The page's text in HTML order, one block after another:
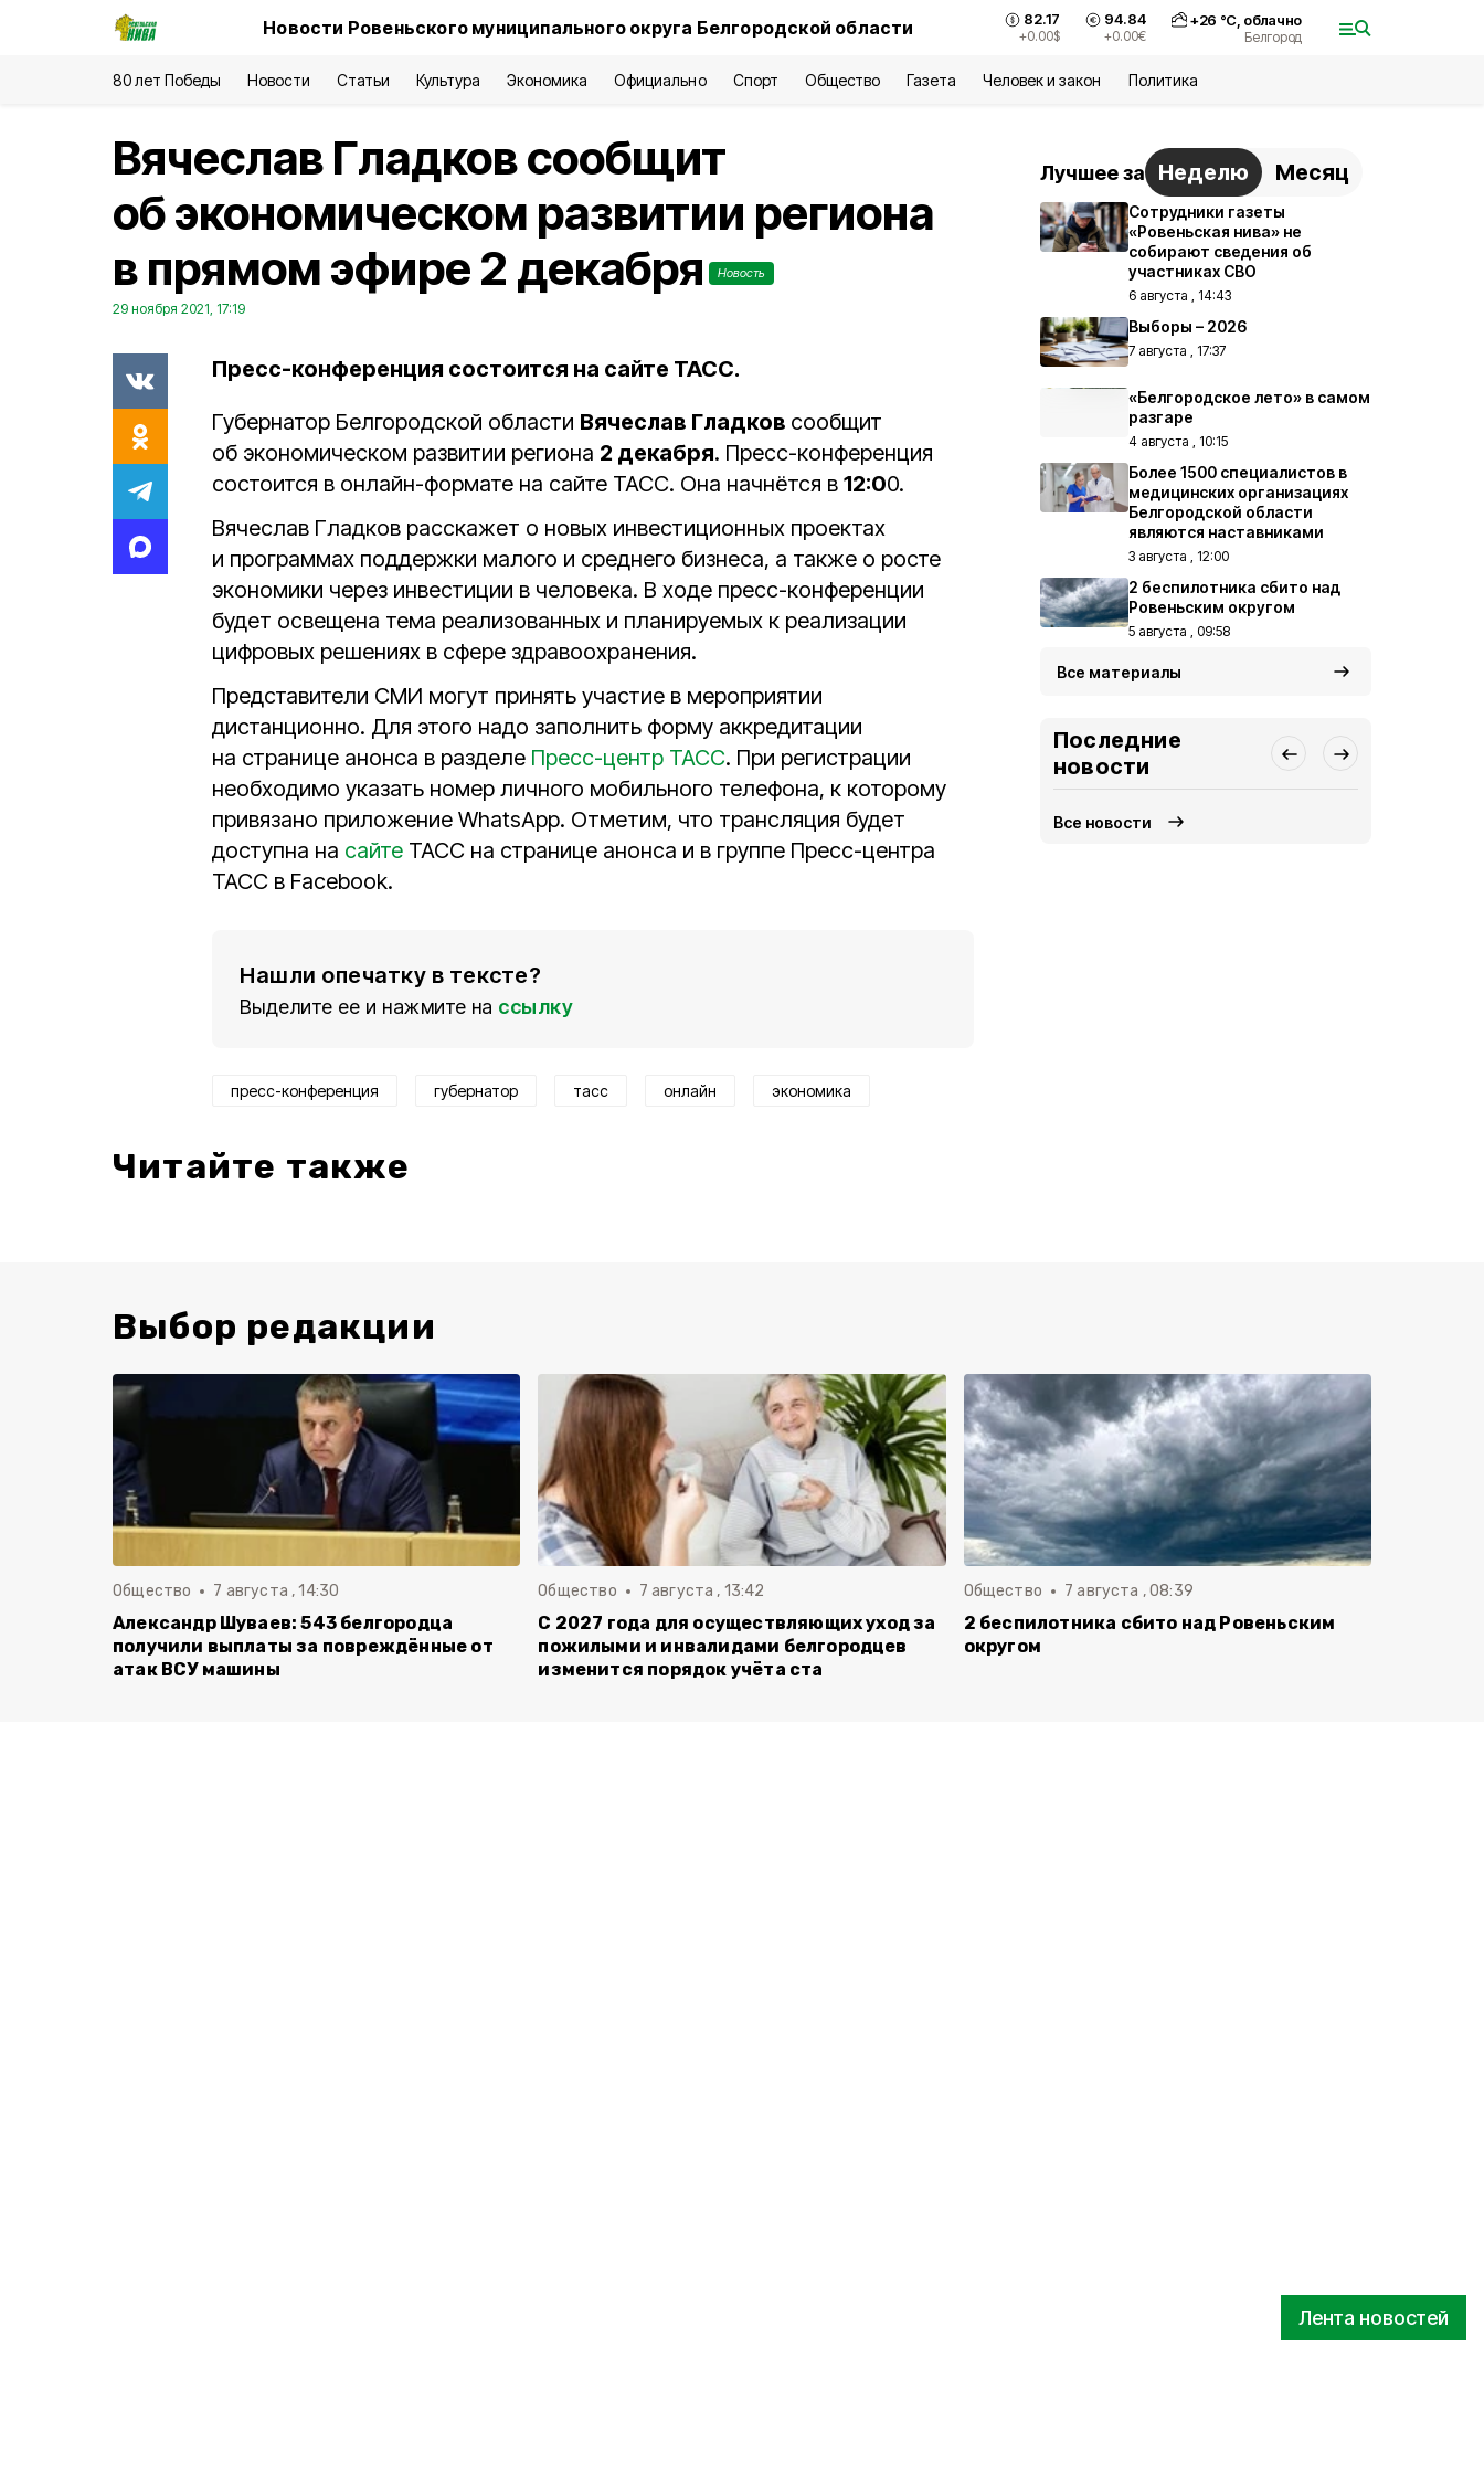
Новости Ровеньского муниципального округа Белгородской области 82.17
+0.00$
94.84
+0.00€
+26 °С, облачно
Белгород
80 лет Победы Новости Статьи Культура Экономика Официально Спорт Общество Газета Человек и закон Политика
Лента новостей
Вячеслав Гладков сообщит
об экономическом развитии региона
в прямом эфире 2 декабря
Новость
29 ноября 2021, 17:19
Пресс-конференция состоится на сайте ТАСС.
Губернатор Белгородской области Вячеслав Гладков сообщит
об экономическом развитии региона 2 декабря. Пресс-конференция
состоится в онлайн-формате на сайте ТАСС. Она начнётся в 12:00.
Вячеслав Гладков расскажет о новых инвестиционных проектах
и программах поддержки малого и среднего бизнеса, а также о росте
экономики через инвестиции в человека. В ходе пресс-конференции
будет освещена тема реализованных и планируемых к реализации
цифровых решениях в сфере здравоохранения.
Представители СМИ могут принять участие в мероприятии
дистанционно. Для этого надо заполнить форму аккредитации
на странице анонса в разделе Пресс-центр ТАСС. При регистрации
необходимо указать номер личного мобильного телефона, к которому
привязано приложение WhatsApp. Отметим, что трансляция будет
доступна на сайте ТАСС на странице анонса и в группе Пресс-центра
ТАСС в Facebook.
Нашли опечатку в тексте?
Выделите ее и нажмите на ссылку
пресс-конференция губернатор тасс онлайн экономика
Читайте также
Лучшее за Неделю Месяц
Сотрудники газеты
«Ровеньская нива» не
собирают сведения об
участниках СВО
6 августа , 14:43
Выборы – 2026
7 августа , 17:37
«Белгородское лето» в самом
разгаре
4 августа , 10:15
Более 1500 специалистов в
медицинских организациях
Белгородской области
являются наставниками
3 августа , 12:00
2 беспилотника сбито над
Ровеньским округом
5 августа , 09:58
Все материалы
Последние
новости
Все новости
Выбор редакции
Общество 7 августа , 14:30
Александр Шуваев: 543 белгородца
получили выплаты за повреждённые от
атак ВСУ машины
Общество 7 августа , 13:42
С 2027 года для осуществляющих уход за
пожилыми и инвалидами белгородцев
изменится порядок учёта ста
Общество 7 августа , 08:39
2 беспилотника сбито над Ровеньским
округом